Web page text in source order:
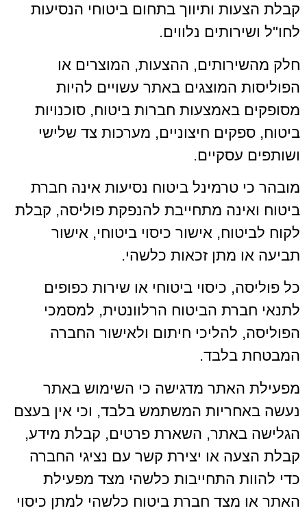
קבלת הצעות ותיווך בתחום ביטוחי הנסיעות
לחו"ל ושירותים נלווים.
חלק מהשירותים, ההצעות, המוצרים או
הפוליסות המוצגים באתר עשויים להיות
מסופקים באמצעות חברות ביטוח, סוכנויות
ביטוח, ספקים חיצוניים, מערכות צד שלישי
ושותפים עסקיים.
מובהר כי טרמינל ביטוח נסיעות אינה חברת
ביטוח ואינה מתחייבת להנפקת פוליסה, קבלת
לקוח לביטוח, אישור כיסוי ביטוחי, אישור
תביעה או מתן זכאות כלשהי.
כל פוליסה, כיסוי ביטוחי או שירות כפופים
לתנאי חברת הביטוח הרלוונטית, למסמכי
הפוליסה, להליכי חיתום ולאישור החברה
המבטחת בלבד.
מפעילת האתר מדגישה כי השימוש באתר
נעשה באחריות המשתמש בלבד, וכי אין בעצם
הגלישה באתר, השארת פרטים, קבלת מידע,
קבלת הצעה או יצירת קשר עם נציגי החברה
כדי להוות התחייבות כלשהי מצד מפעילת
האתר או מצד חברת ביטוח כלשהי למתן כיסוי